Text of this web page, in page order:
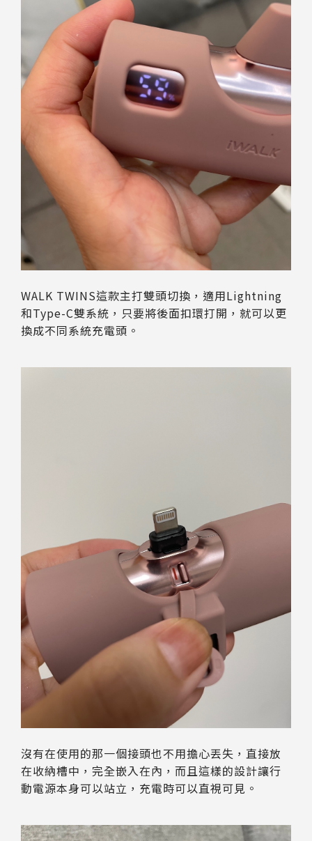
WALK TWINS這款主打雙頭切換，適用Lightning
和Type-C雙系統，只要將後面扣環打開，就可以更
換成不同系統充電頭。
沒有在使用的那一個接頭也不用擔心丟失，直接放
在收納槽中，完全嵌入在內，而且這樣的設計讓行
動電源本身可以站立，充電時可以直視可見。